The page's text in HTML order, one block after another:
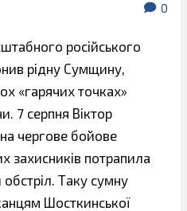
0
російського
рідну Сумщину,
«гарячих точках»
7 серпня Віктор
чергове бойове
потрапила
Таку сумну
Шосткинської